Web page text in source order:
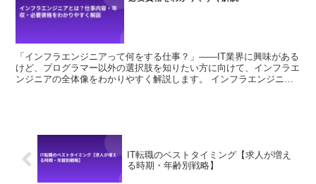
「インフラエンジニアって何をする仕事？」——IT業界に興味がある
けど、プログラマー以外の選択肢を知りたい方に向けて、インフラエ
ンジニアの全体像をわかりやすく解説します。 インフラエンジニア
IT転職のベストタイミング【求人が増え
る時期・年齢別戦略】